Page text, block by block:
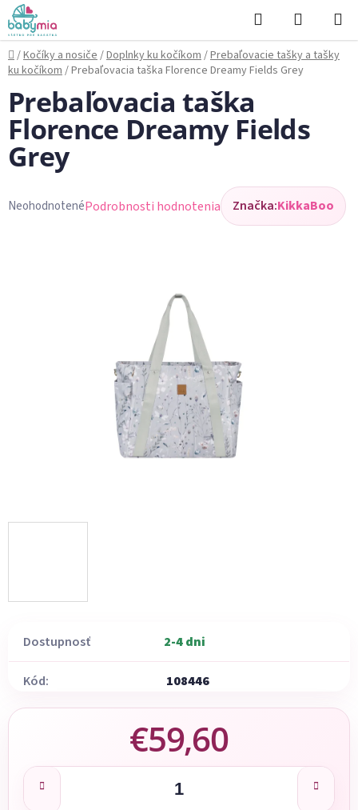
Prejsť
na
obsah
Hľadať
KOŠÍK
Domov
/Kočíky a nosiče/Doplnky ku kočíkom/Prebaľovacie tašky a tašky
ku kočíkom/Prebaľovacia taška Florence Dreamy Fields Grey
Dostupnosť 2-4 dni
Kód: 108446
€59,60
Jednotková cena:
Prebaľovacia taška
Florence Dreamy Fields
Grey
Priemerné
NeohodnotenéPodrobnosti hodnotenia Značka:KikkaBoo